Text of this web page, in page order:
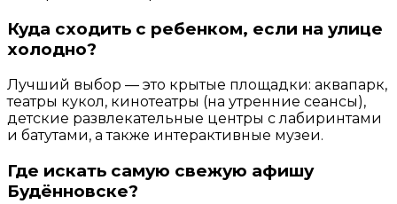
Куда сходить с ребенком, если на улице
холодно?
Лучший выбор — это крытые площадки: аквапарк,
театры кукол, кинотеатры (на утренние сеансы),
детские развлекательные центры с лабиринтами
и батутами, а также интерактивные музеи.
Где искать самую свежую афишу
Будённовске?